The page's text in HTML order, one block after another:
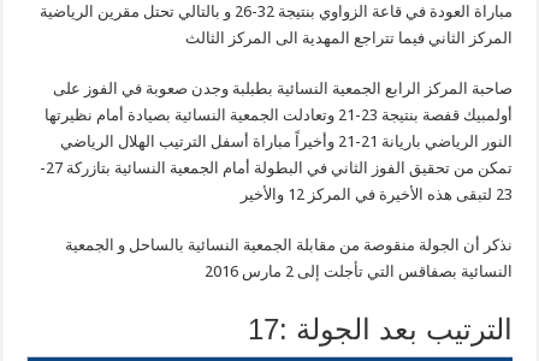
مباراة العودة في قاعة الزواوي بنتيجة 32-26
و بالتالي تحتل مقرين الرياضية
المركز الثاني فيما تتراجع المهدية الى المركز الثالث
صاحبة المركز الرابع الجمعية النسائية بطبلبة وجدن صعوبة في الفوز على
أولمبيك قفصة بنتيجة 23-21 وتعادلت الجمعية النسائية بصيادة أمام
نظيرتها
النور الرياضي باريانة 21-21 وأخيراً مباراة أسفل الترتيب الهلال الرياضي
تمكن من تحقيق الفوز الثاني في البطولة أمام الجمعية النسائية بتازركة 27-
23 لتبقى هذه الأخيرة في المركز 12 والأخير
نذكر أن الجولة منقوصة من مقابلة الجمعية النسائية بالساحل و الجمعية
النسائية بصفاقس التي تأجلت إلى 2 مارس 2016
الترتيب بعد الجولة :17